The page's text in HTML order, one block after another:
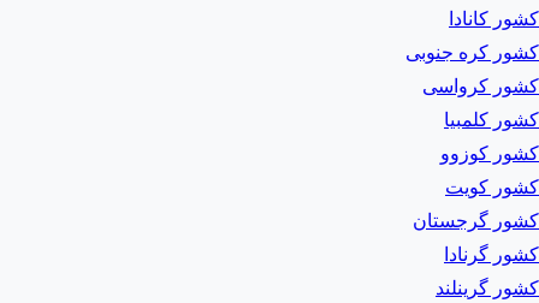
کشور کانادا
کشور کره جنوبی
کشور کرواسی
کشور کلمبیا
کشور کوزوو
کشور کویت
کشور گرجستان
کشور گرنادا
کشور گرینلند